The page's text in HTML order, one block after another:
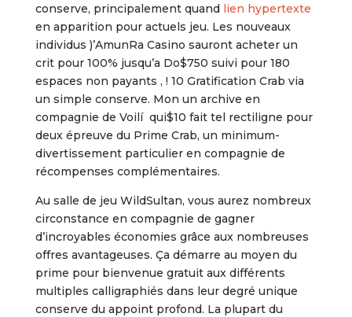
conserve, principalement quand lien hypertexte
en apparition pour actuels jeu. Les nouveaux
individus )’AmunRa Casino sauront acheter un
crit pour 100% jusqu’a Do$750 suivi pour 180
espaces non payants , ! 10 Gratification Crab via
un simple conserve. Mon un archive en
compagnie de Voilí qui$10 fait tel rectiligne pour
deux épreuve du Prime Crab, un minimum-
divertissement particulier en compagnie de
récompenses complémentaires.
Au salle de jeu WildSultan, vous aurez nombreux
circonstance en compagnie de gagner
d’incroyables économies grâce aux nombreuses
offres avantageuses. Ça démarre au moyen du
prime pour bienvenue gratuit aux différents
multiples calligraphiés dans leur degré unique
conserve du appoint profond. La plupart du